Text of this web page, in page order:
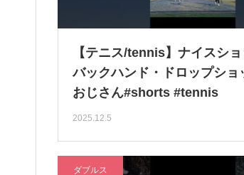
【テニス/tennis】ナイスシ
バックハンド・ドロップショ
おじさん#shorts #tennis
2025.12.5
ダブルス